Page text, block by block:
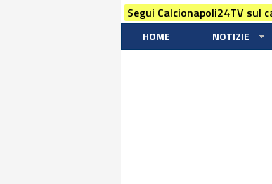
Segui Calcionapoli24TV sul
HOME NOTIZIE